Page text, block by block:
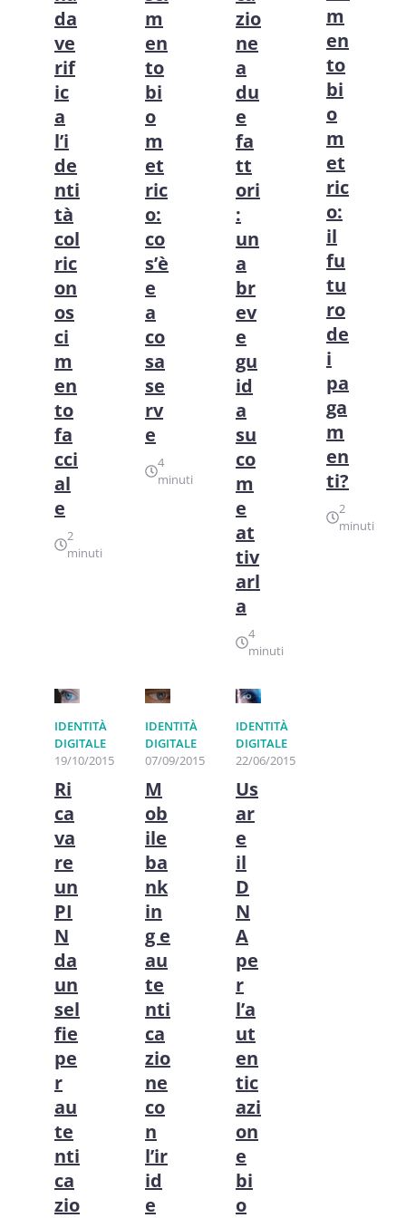
da
ve
rif
ic
a
l’i
de
nti
tà
col
ric
on
os
ci
m
en
to
fa
cci
al
e
2
minuti
m
en
to
bi
o
m
et
ric
o:
co
s’è
e
a
co
sa
se
rv
e
4
minuti
zio
ne
a
du
e
fa
tt
ori
:
un
a
br
ev
e
gu
id
a
su
co
m
e
at
tiv
arl
a
4
minuti
m
en
to
bi
o
m
et
ric
o:
il
fu
tu
ro
de
i
pa
ga
m
en
ti?
2
minuti
IDENTITÀ
DIGITALE
19/10/2015
Ri
ca
va
re
un
PI
N
da
un
sel
fie
pe
r
au
te
nti
ca
zio
IDENTITÀ
DIGITALE
07/09/2015
M
ob
ile
ba
nk
in
g e
au
te
nti
ca
zio
ne
co
n
l’ir
id
e
IDENTITÀ
DIGITALE
22/06/2015
Us
ar
e
il
D
N
A
pe
r
l’a
ut
en
tic
azi
on
e
bi
o